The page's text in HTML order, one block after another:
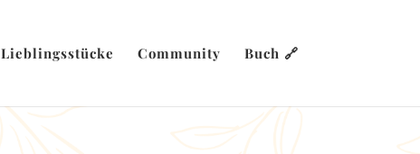
Lieblingsstücke Community Buch 🔗